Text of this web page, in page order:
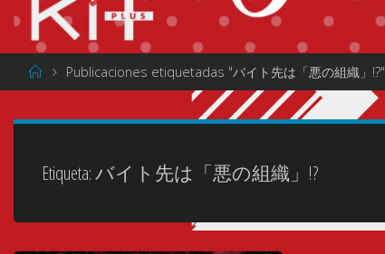
Página
de
Publicaciones etiquetadas "バイト先は「悪の組織」!?"
Etiqueta:バイト先は「悪の組織」!?